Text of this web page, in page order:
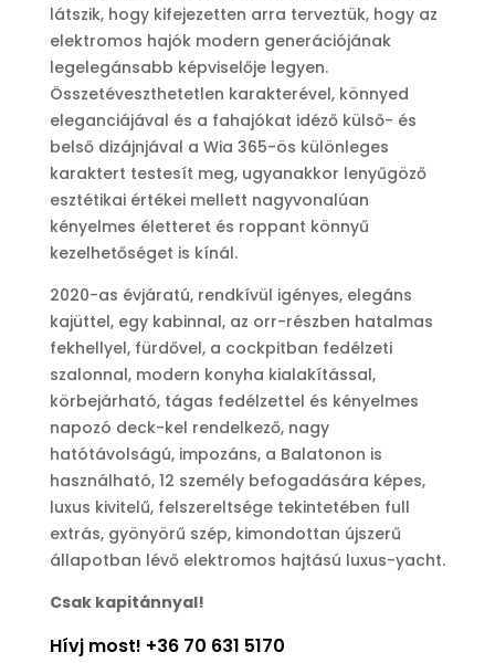
látszik, hogy kifejezetten arra terveztük, hogy az
elektromos hajók modern generációjának
legelegánsabb képviselője legyen.
Összetéveszthetetlen karakterével, könnyed
eleganciájával és a fahajókat idéző külső- és
belső dizájnjával a Wia 365-ös különleges
karaktert testesít meg, ugyanakkor lenyűgöző
esztétikai értékei mellett nagyvonalúan
kényelmes életteret és roppant könnyű
kezelhetőséget is kínál.
2020-as évjáratú, rendkívül igényes, elegáns
kajüttel, egy kabinnal, az orr-részben hatalmas
fekhellyel, fürdővel, a cockpitban fedélzeti
szalonnal, modern konyha kialakítással,
körbejárható, tágas fedélzettel és kényelmes
napozó deck-kel rendelkező, nagy
hatótávolságú, impozáns, a Balatonon is
használható, 12 személy befogadására képes,
luxus kivitelű, felszereltsége tekintetében full
extrás, gyönyörű szép, kimondottan újszerű
állapotban lévő elektromos hajtású luxus-yacht.
Csak kapitánnyal!
Hívj most! +36 70 631 5170